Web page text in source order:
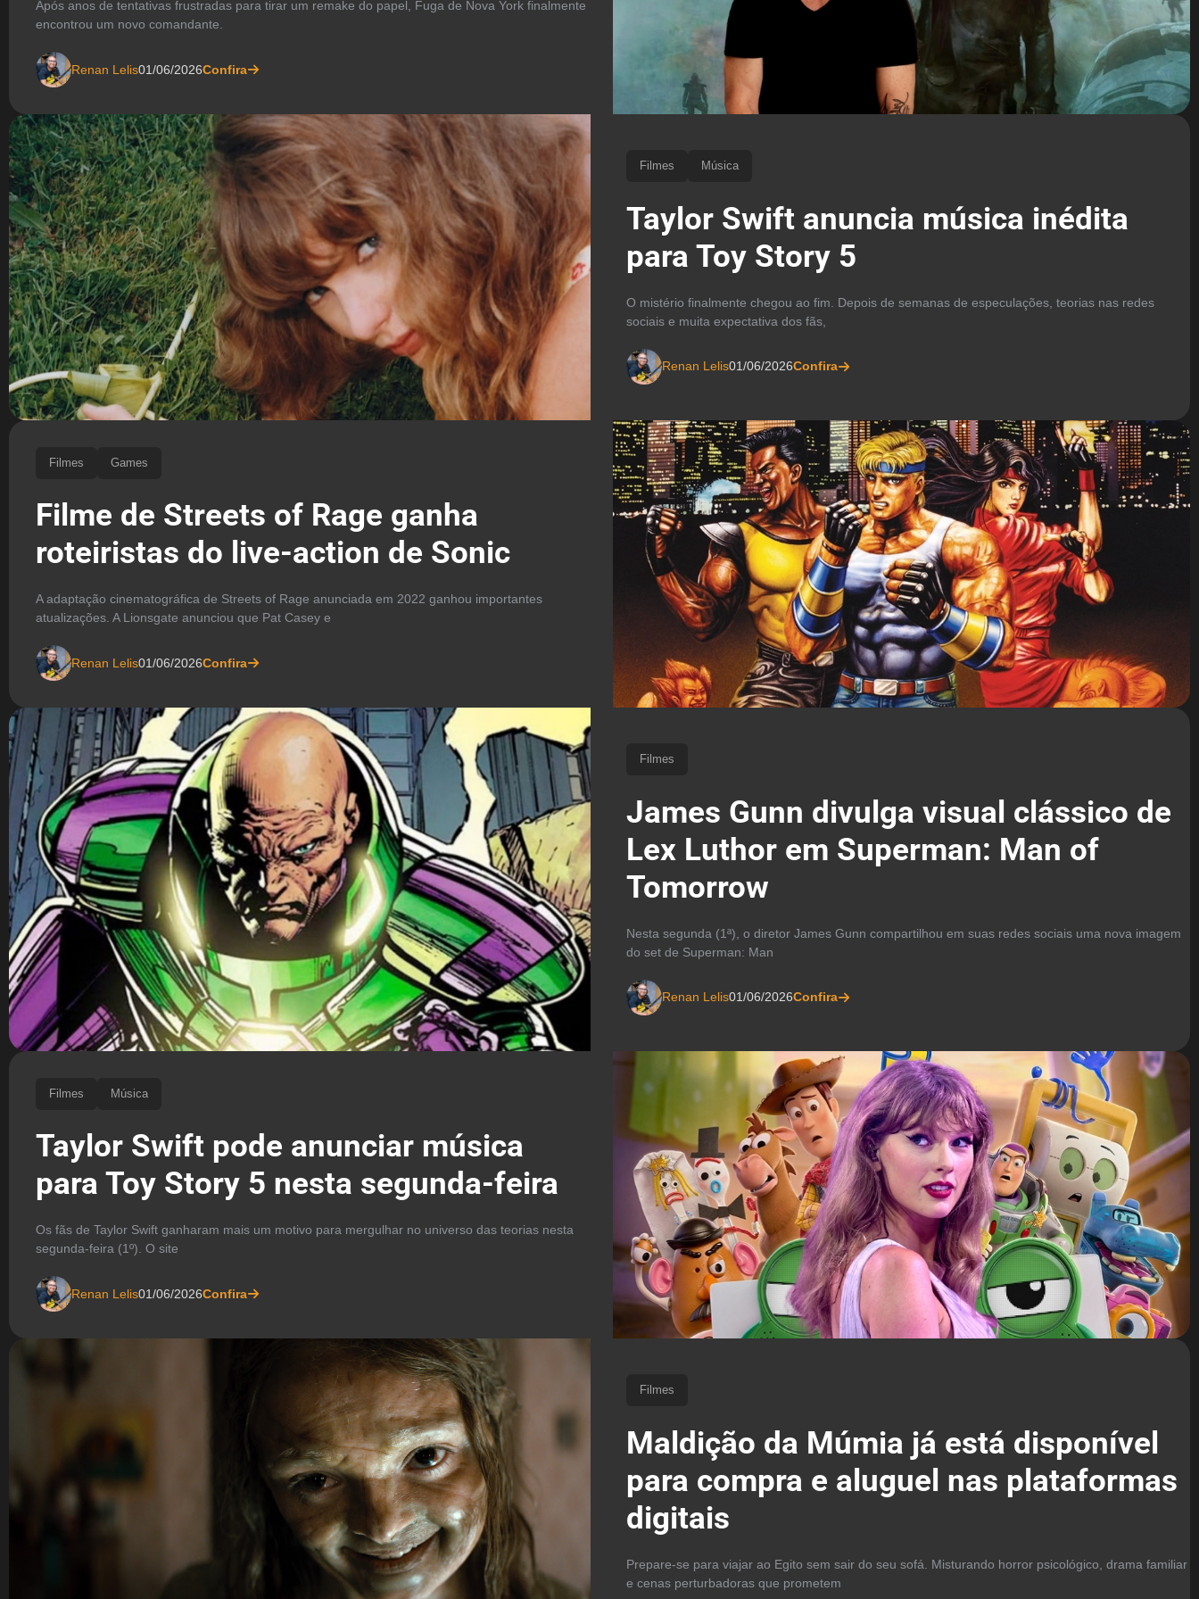
Após anos de tentativas frustradas para tirar um remake do papel, Fuga de Nova York finalmente
encontrou um novo comandante.
Renan Lelis01/06/2026Confira
Filmes Música
Taylor Swift anuncia música inédita
para Toy Story 5
O mistério finalmente chegou ao fim. Depois de semanas de especulações, teorias nas redes
sociais e muita expectativa dos fãs,
Renan Lelis01/06/2026Confira
Filmes Games
Filme de Streets of Rage ganha
roteiristas do live-action de Sonic
A adaptação cinematográfica de Streets of Rage anunciada em 2022 ganhou importantes
atualizações. A Lionsgate anunciou que Pat Casey e
Renan Lelis01/06/2026Confira
Filmes
James Gunn divulga visual clássico de
Lex Luthor em Superman: Man of
Tomorrow
Nesta segunda (1ª), o diretor James Gunn compartilhou em suas redes sociais uma nova imagem
do set de Superman: Man
Renan Lelis01/06/2026Confira
Filmes Música
Taylor Swift pode anunciar música
para Toy Story 5 nesta segunda-feira
Os fãs de Taylor Swift ganharam mais um motivo para mergulhar no universo das teorias nesta
segunda-feira (1º). O site
Renan Lelis01/06/2026Confira
Filmes
Maldição da Múmia já está disponível
para compra e aluguel nas plataformas
digitais
Prepare-se para viajar ao Egito sem sair do seu sofá. Misturando horror psicológico, drama familiar
e cenas perturbadoras que prometem